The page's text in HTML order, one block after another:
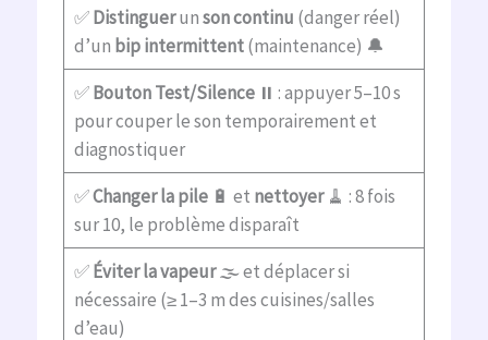
✅Distinguerunson continu (danger réel)
d’un bip intermittent(maintenance) 🔔
✅Bouton Test/Silence⏸️ : appuyer 5–10 s
pour couper le son temporairement et
diagnostiquer
✅Changer la pile🔋 et nettoyer🧹 : 8 fois
sur 10, le problème disparaît
✅Éviter la vapeur🌫️ et déplacer si
nécessaire (≥ 1–3 m des cuisines/salles
d’eau)